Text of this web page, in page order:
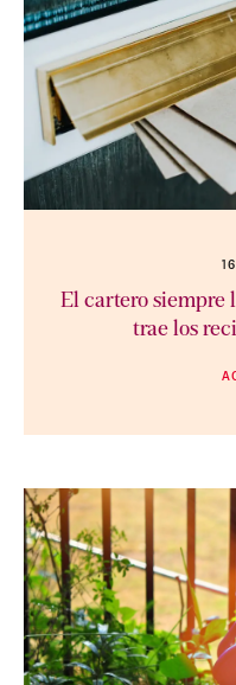
El cartero siempre
trae los